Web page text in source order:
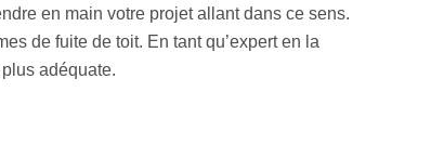
une imperméabilité accrue sur toute la surface de
du bitume élastomère. Il est possible de réaliser une
bitumeuse, nos artisans pourront effectuer une pose